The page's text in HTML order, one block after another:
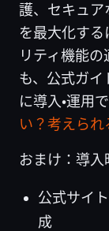
護、セキュア
を最大化す
リティ機能
も、公式ガイ
に導入・運用
い？考えら
おまけ：導
公式サイ
成